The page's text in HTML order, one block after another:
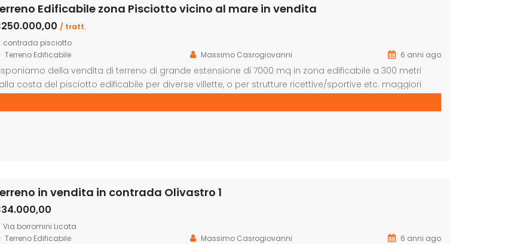
Edificabile zona Pisciotto vicino al mare in vendita
/ tratt.
contrada pisciotto
Terreno Edificabile
Massimo Casrogiovanni 6 anni ago
della vendita di terreno di grande estensione di 7000 mq in zona edificabile a 300 metri
costa del pisciotto edificabile per diverse villette, o per strutture ricettive/sportive etc. maggiori
in vendita in contrada Olivastro 1
Via borromini Licata
Terreno Edificabile
Massimo Casrogiovanni 6 anni ago